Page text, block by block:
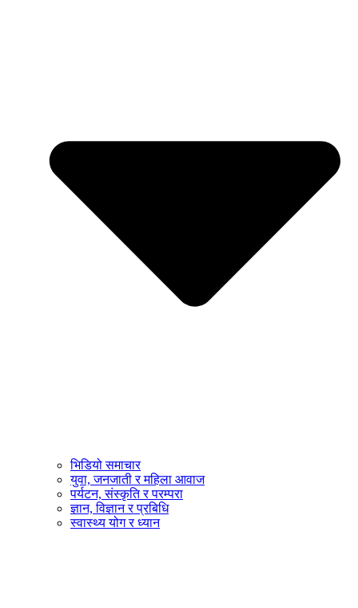
भिडियो समाचार
युवा, जनजाती र महिला आवाज
पर्यटन, संस्कृति र परम्परा
ज्ञान, विज्ञान र प्रबिधि
स्वास्थ्य योग र ध्यान